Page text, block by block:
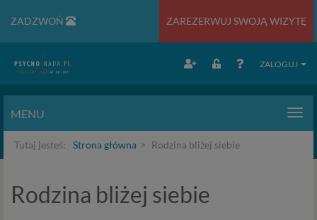
ZADZWOŃ ZAREZERWUJ SWOJĄ WIZYTĘ
ZALOGUJ
MENU
Tutaj jesteś: Strona główna Rodzina bliżej siebie
Rodzina bliżej siebie